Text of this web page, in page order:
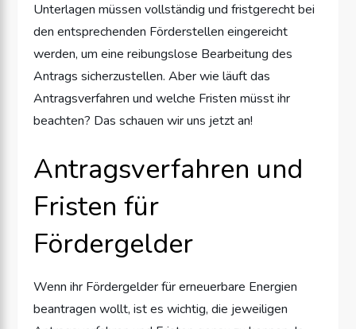
Unterlagen müssen vollständig und fristgerecht bei
den entsprechenden Förderstellen eingereicht
werden, um eine reibungslose Bearbeitung des
Antrags sicherzustellen. Aber wie läuft das
Antragsverfahren und welche Fristen müsst ihr
beachten? Das schauen wir uns jetzt an!
Antragsverfahren und
Fristen für
Fördergelder
Wenn ihr Fördergelder für erneuerbare Energien
beantragen wollt, ist es wichtig, die jeweiligen